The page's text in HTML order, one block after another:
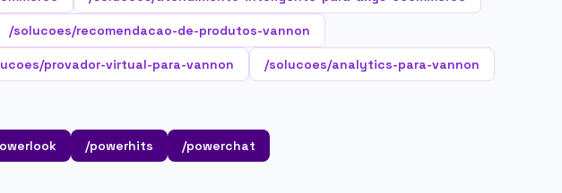
/solucoes/recomendacao-de-produtos-vannon
provador-virtual-para-vannon /solucoes/analytics-para-vannon
/powerhits /powerchat